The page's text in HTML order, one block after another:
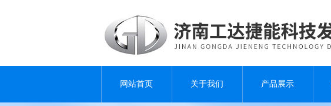
网站首页 关于我们 产品展示